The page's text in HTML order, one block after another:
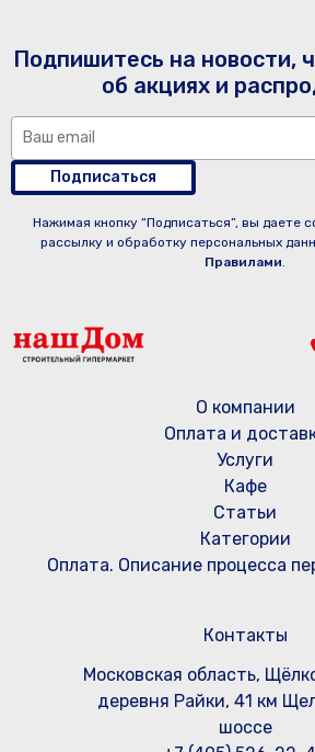
Подпишитесь на новости,
об акциях и
Подписаться
Нажимая кнопку “Подписаться”, вы даете
рассылку и обработку персональных
Правилами.
О компании
Оплата и
Услуги
Кафе
Статьи
Категории
Оплата. Описание процесса
Контакты
Московская область,
деревня Райки, 41 км
шоссе